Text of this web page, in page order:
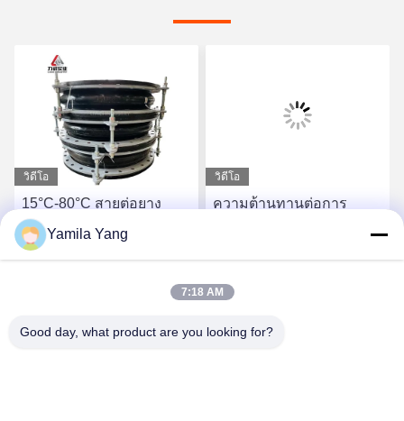
วิดีโอ
15°C-80°C สายต่อยาง
ยืดหยุ่นกลมเดียว ที่เข้ากัน
ได้กับสื่ออากาศ ให้อายุการ
หา ราคา ที่ ดี ที่สุด
วิดีโอ
ความต้านทานต่อการ
ท่อแบบไดนามิกที่ต้องการ
Yamila Yang
7:18 AM
Good day, what product are you looking for?